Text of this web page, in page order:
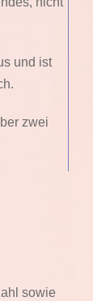
und ist
zwei
sowie